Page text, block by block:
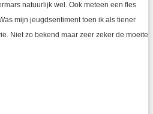
natuurlijk wel. Ook meteen een fles
mijn jeugdsentiment toen ik als tiener
Niet zo bekend maar zeer zeker de moeite